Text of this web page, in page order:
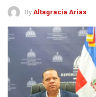
By Altagracia Arias